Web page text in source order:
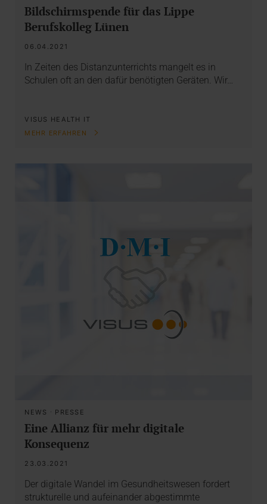
Bildschirmspende für das Lippe
Berufskolleg Lünen
06.04.2021
In Zeiten des Distanzunterrichts mangelt es in
Schulen oft an den dafür benötigten Geräten. Wir…
VISUS HEALTH IT
MEHR ERFAHREN
NEWS · PRESSE
Eine Allianz für mehr digitale
Konsequenz
23.03.2021
Der digitale Wandel im Gesundheitswesen fordert
strukturelle und aufeinander abgestimmte